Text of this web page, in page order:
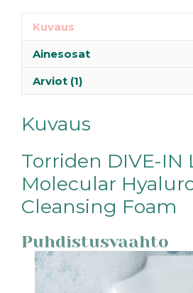
Kuvaus
Ainesosat
Arviot (1)
Kuvaus
Torriden DIVE-IN
Molecular
Cleansing Foam
Puhdistusvaahto